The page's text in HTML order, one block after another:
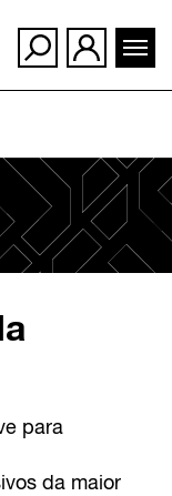
para
da maior